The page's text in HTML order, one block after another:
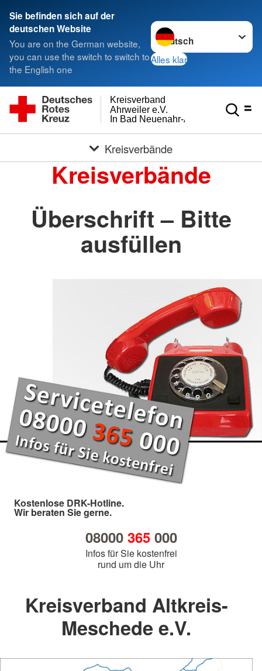
Sie befinden sich auf der
deutschen Website
You are on the German website,
you can use the switch to switch to
the English one
Sprache wechseln zu
Alles klar
In Bad Neuenahr-Ahrweiler
Ahrweiler e.V.
Kreisverband
Kreisverbände
Kreisverbände
Überschrift – Bitte
ausfüllen
Kostenlose DRK-Hotline.
Wir beraten Sie gerne.
08000 365000
Infos für Sie kostenfrei
rund um die Uhr
Kreisverband Altkreis-
Meschede e.V.